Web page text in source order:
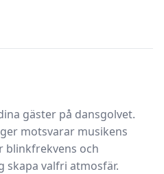
gäster på dansgolvet.
motsvarar musikens
blinkfrekvens och
valfri atmosfär.